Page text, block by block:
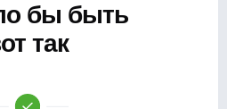
бы быть
так